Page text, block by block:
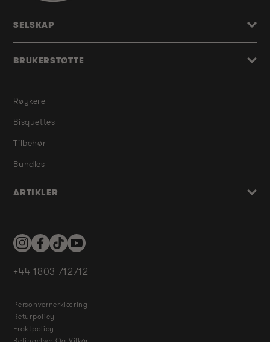
Røykere
Bisquettes
Tilbehør
Bundles
ARTIKLER
SELSKAP
BRUKERSTØTTE
InstagramFacebookTikTokYouTube
+44 1803 712712
Personvernerklæring
Returpolicy
Fraktpolicy